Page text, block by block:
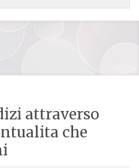
attraverso
che